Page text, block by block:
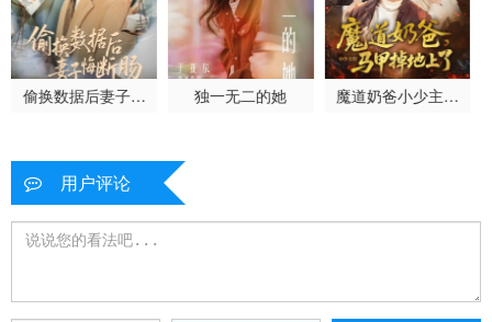
偷换数据后妻子悔
独一无二的她
魔道奶爸小少主的
用户评论